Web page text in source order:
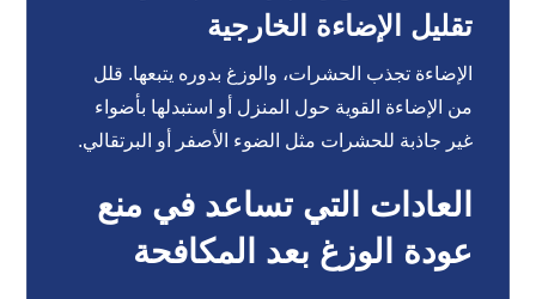
تقليل الإضاءة الخارجية
الإضاءة تجذب الحشرات، والوزغ بدوره يتبعها. قلل
من الإضاءة القوية حول المنزل أو استبدلها بأضواء
غير جاذبة للحشرات مثل الضوء الأصفر أو البرتقالي.
العادات التي تساعد في منع
عودة الوزغ بعد المكافحة